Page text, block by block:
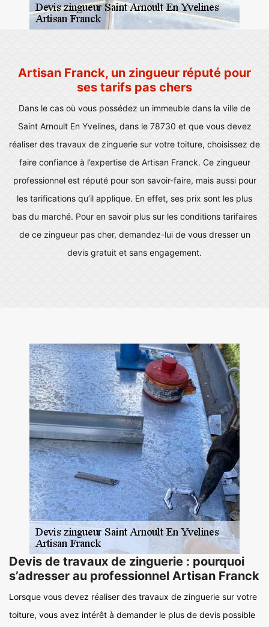
Artisan Franck, un zingueur réputé pour
ses tarifs pas chers
Dans le cas où vous possédez un immeuble dans la ville de
Saint Arnoult En Yvelines, dans le 78730 et que vous devez
réaliser des travaux de zinguerie sur votre toiture, choisissez de
faire confiance à l’expertise de Artisan Franck. Ce zingueur
professionnel est réputé pour son savoir-faire, mais aussi pour
les tarifications qu’il applique. En effet, ses prix sont les plus
bas du marché. Pour en savoir plus sur les conditions tarifaires
de ce zingueur pas cher, demandez-lui de vous dresser un
devis gratuit et sans engagement.
Devis de travaux de zinguerie : pourquoi
s’adresser au professionnel Artisan Franck
Lorsque vous devez réaliser des travaux de zinguerie sur votre
toiture, vous avez intérêt à demander le plus de devis possible